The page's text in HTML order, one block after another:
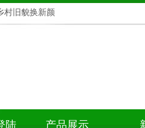
村旧貌换新颜
陆 产品展示